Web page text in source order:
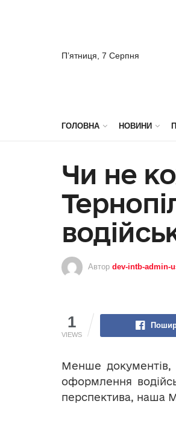
П’ятниця, 7 Серпня
ГОЛОВНА НОВИНИ
Чи не
Автор dev-intb-admin-
1
VIEWS
Менше
оформлення
перспектива, наша